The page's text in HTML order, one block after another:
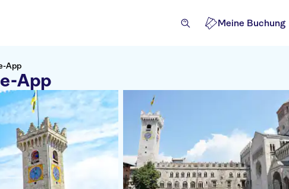
Meine Buchung
App
App